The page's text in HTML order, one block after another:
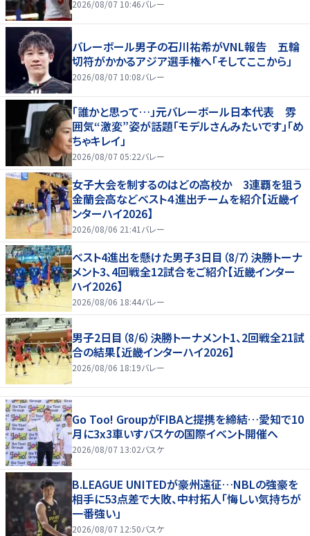
2026/08/07 10:46バレー
バレーボール男子の石川祐希がVNL報告 五輪
切符がかかるアジア選手権へ「そしてここから」
2026/08/07 10:08バレー
「誰かと思って…」元バレーボール日本代表 雰
囲気“激変”姿が話題「モデルさんみたいです」「め
ちゃキレイ」
2026/08/07 05:22バレー
女子大会を制するのはどの高校か 3連覇を狙う
金蘭会高などベスト４進出チームを紹介【近畿イ
ンターハイ2026】
2026/08/06 21:41 バレー
ベスト4進出を懸けた男子3日目（8/7）決勝トーナ
メント3、4回戦全12試合をご紹介【近畿インター
ハイ2026】
2026/08/06 18:44バレー
男子2日目（8/6）決勝トーナメント1、2回戦全21試
合の結果【近畿インターハイ2026】
2026/08/06 18:19バレー
Go Too! GroupがFIBAと提携を締結…愛知で10
月に3x3車いすバスケの国際イベント開催へ
2026/08/07 13:02バスケ
B.LEAGUE UNITEDが豪州遠征…NBLの強豪を
相手に53点差で大敗、中村拓人「悔しい気持ちが
一番強い」
2026/08/07 12:50バスケ